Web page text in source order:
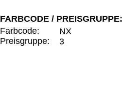
FARBCODE / PREISGRUPPE:
Farbcode:
Preisgruppe:
NX
3